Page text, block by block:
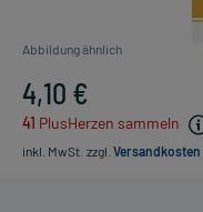
Abbildung ähnlich
4,10 €
41 PlusHerzen sammeln
inkl. MwSt. zzgl. Versandkosten